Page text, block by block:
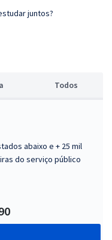
juntos?
Todos
abaixo e + 25 mil
do serviço público